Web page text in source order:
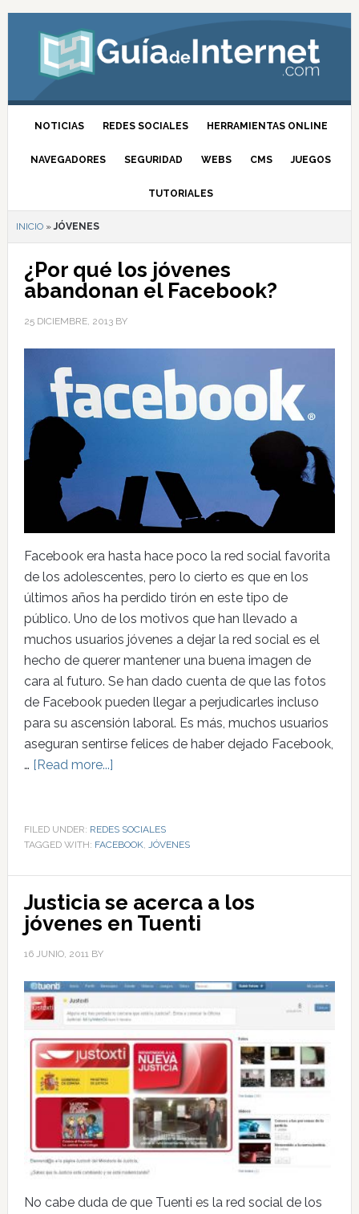
NOTICIAS REDES SOCIALES HERRAMIENTAS ONLINE
NAVEGADORES SEGURIDAD WEBS CMS JUEGOS
TUTORIALES
INICIO»JÓVENES
¿Por qué los jóvenes
abandonan el Facebook?
25 DICIEMBRE, 2013BY
Facebook era hasta hace poco la red social favorita
de los adolescentes, pero lo cierto es que en los
últimos años ha perdido tirón en este tipo de
público. Uno de los motivos que han llevado a
muchos usuarios jóvenes a dejar la red social es el
hecho de querer mantener una buena imagen de
cara al futuro. Se han dado cuenta de que las fotos
de Facebook pueden llegar a perjudicarles incluso
para su ascensión laboral. Es más, muchos usuarios
aseguran sentirse felices de haber dejado Facebook,
… [Read more...]
FILED UNDER: REDES SOCIALES
TAGGED WITH: FACEBOOK, JÓVENES
Justicia se acerca a los
jóvenes en Tuenti
16 JUNIO, 2011 BY
No cabe duda de que Tuenti es la red social de los